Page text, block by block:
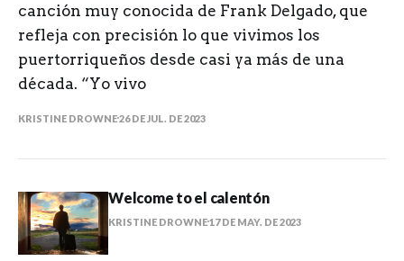
canción muy conocida de Frank Delgado, que
refleja con precisión lo que vivimos los
puertorriqueños desde casi ya más de una
década. “Yo vivo
KRISTINE DROWNE26 DE JUL. DE 2023
Welcome to el calentón
KRISTINE DROWNE17 DE MAY. DE 2023